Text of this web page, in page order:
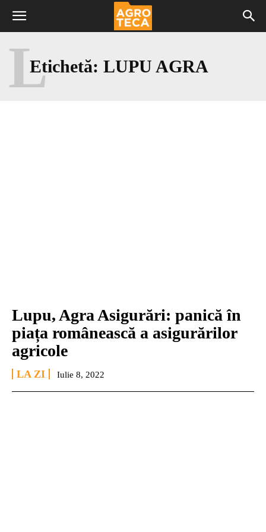
Etichetă: LUPU AGRA
L
Lupu, Agra Asigurări: panică în
piața românească a asigurărilor
agricole
LA ZI Iulie 8, 2022